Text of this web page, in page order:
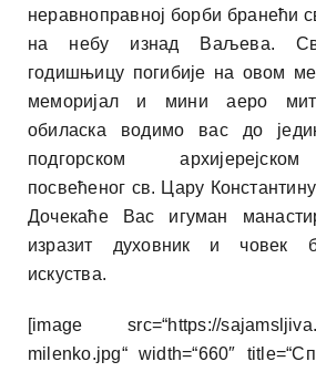
неравноправној борби бранећи
на небу изнад Ваљева.
годишњицу погибије на овом
меморијал и мини аеро
обиласка водимо вас до
подгорском
посвећеног св. Цару
Дочекаће Вас игуман
изразит духовник и човек
искуства.
[image src=“https://
milenko.jpg“ width=“660″